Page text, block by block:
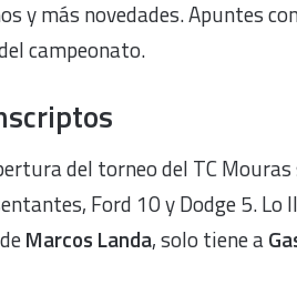
y más novedades. Apuntes
campeonato.
del torneo del TC
Ford 10 y Dodge 5.
Marcos Landa, solo tiene a